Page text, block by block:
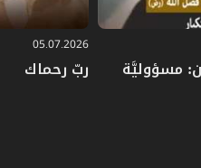
مسؤوليَّة
05.07.2026
ربّ رحماك